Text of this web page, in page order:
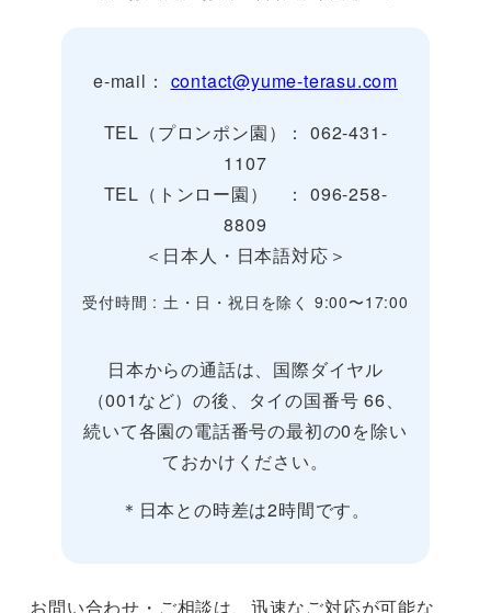
e-mail： contact@yume-terasu.com
TEL（プロンポン園）： 062-431-
1107
TEL（トンロー園） ： 096-258-
8809
＜日本人・日本語対応＞
受付時間 : 土・日・祝日を除く 9:00〜17:00
日本からの通話は、国際ダイヤル
（001など）の後、タイの国番号 66、
続いて各園の電話番号の最初の0を除い
ておかけください。
＊日本との時差は2時間です。
お問い合わせ・ご相談は、迅速なご対応が可能な